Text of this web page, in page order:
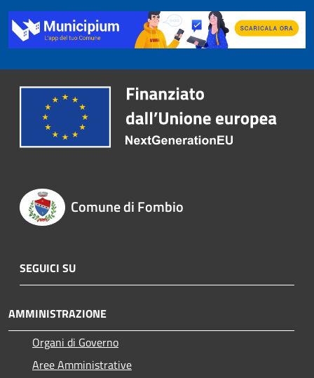
Comune di Fombio
SEGUICI SU
AMMINISTRAZIONE
Organi di Governo
Aree Amministrative